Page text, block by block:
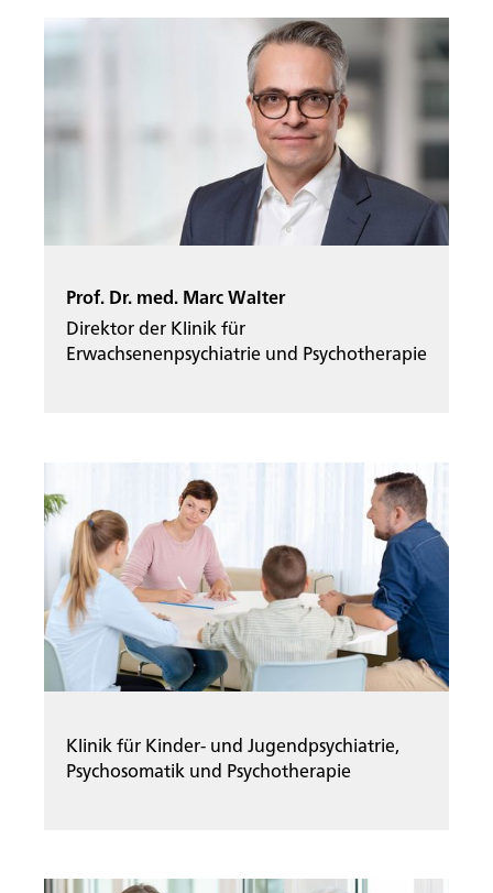
Prof. Dr. med. Marc Walter
Direktor der Klinik für
Erwachsenenpsychiatrie und Psychotherapie
Klinik für Kinder- und Jugendpsychiatrie,
Psychosomatik und Psychotherapie